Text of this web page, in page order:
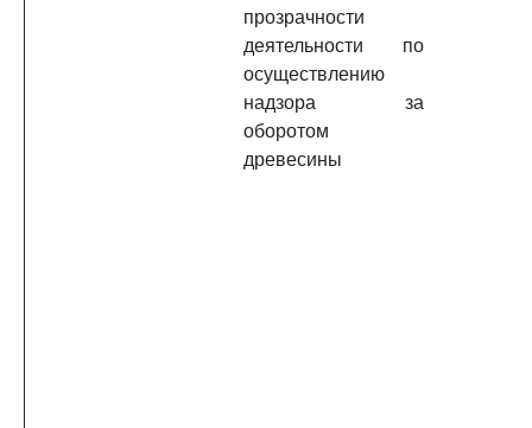
прозрачности
деятельности по
осуществлению
надзора за
оборотом
древесины